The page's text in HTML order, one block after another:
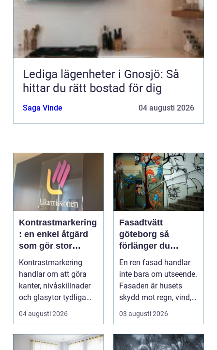
Lediga lägenheter i Gnosjö: Så
hittar du rätt bostad för dig
Saga Vinde 04 augusti 2026
Kontrastmarkering
: en enkel åtgärd
som gör stor
skillnad
Kontrastmarkering
handlar om att göra
kanter, nivåskillnader
och glasytor tydliga
med hj&...
04 augusti 2026
Fasadtvätt
göteborg så
förlänger du
fasadens livslängd
En ren fasad handlar
inte bara om utseende.
Fasaden är husets
skydd mot regn, vind,
avgaser och påvä...
03 augusti 2026